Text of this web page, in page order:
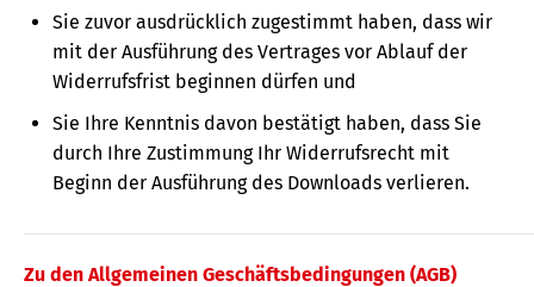
Sie zuvor ausdrücklich zugestimmt haben, dass wir
mit der Ausführung des Vertrages vor Ablauf der
Widerrufsfrist beginnen dürfen und
Sie Ihre Kenntnis davon bestätigt haben, dass Sie
durch Ihre Zustimmung Ihr Widerrufsrecht mit
Beginn der Ausführung des Downloads verlieren.
Zu den Allgemeinen Geschäftsbedingungen (AGB)